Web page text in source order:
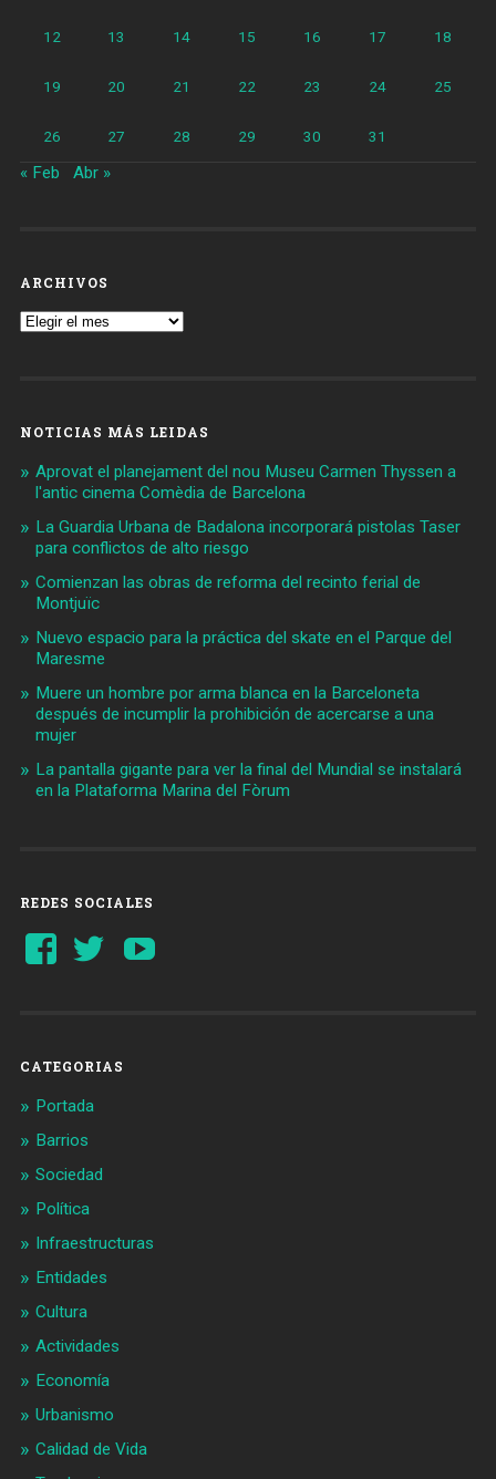
12 13 14 15 16 17 18
19 20 21 22 23 24 25
26 27 28 29 30 31
« Feb Abr »
ARCHIVOS
Archivos
NOTICIAS MÁS LEIDAS
Aprovat el planejament del nou Museu Carmen Thyssen a
l'antic cinema Comèdia de Barcelona
La Guardia Urbana de Badalona incorporará pistolas Taser
para conflictos de alto riesgo
Comienzan las obras de reforma del recinto ferial de
Montjuïc
Nuevo espacio para la práctica del skate en el Parque del
Maresme
Muere un hombre por arma blanca en la Barceloneta
después de incumplir la prohibición de acercarse a una
mujer
La pantalla gigante para ver la final del Mundial se instalará
en la Plataforma Marina del Fòrum
REDES SOCIALES
Ver
perfil
Ver
perfil
CATEGORIAS
Portada
Barrios
Sociedad
Política
Infraestructuras
Entidades
Cultura
Actividades
Economía
Urbanismo
Calidad de Vida